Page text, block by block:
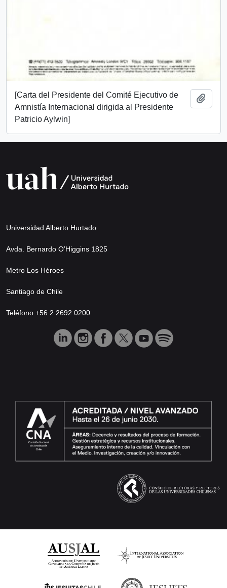
[Carta del Presidente del Comité Ejecutivo de
Amnistía Internacional dirigida al Presidente
Patricio Aylwin]
Universidad Alberto Hurtado
Avda. Bernardo O’Higgins 1825
Metro Los Héroes
Santiago de Chile
Teléfono +56 2 2692 0200